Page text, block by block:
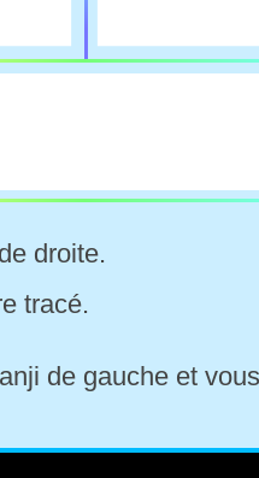
droite.
tracé.
de gauche et